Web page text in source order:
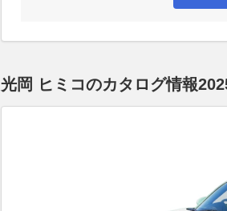
光岡 ヒミコのカタログ情報